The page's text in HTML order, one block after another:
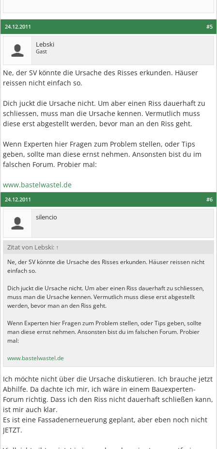
#5
24.12.2011
Lebski
Gast
Ne, der SV könnte die Ursache des Risses erkunden. Häuser
reissen nicht einfach so.
Dich juckt die Ursache nicht. Um aber einen Riss dauerhaft zu
schliessen, muss man die Ursache kennen. Vermutlich muss
diese erst abgestellt werden, bevor man an den Riss geht.
Wenn Experten hier Fragen zum Problem stellen, oder Tips
geben, sollte man diese ernst nehmen. Ansonsten bist du im
falschen Forum. Probier mal:
www.bastelwastel.de
#6
24.12.2011
silencio
Zitat von Lebski: ↑
Ne, der SV könnte die Ursache des Risses erkunden. Häuser reissen nicht
einfach so.
Dich juckt die Ursache nicht. Um aber einen Riss dauerhaft zu schliessen,
muss man die Ursache kennen. Vermutlich muss diese erst abgestellt
werden, bevor man an den Riss geht.
Wenn Experten hier Fragen zum Problem stellen, oder Tips geben, sollte
man diese ernst nehmen. Ansonsten bist du im falschen Forum. Probier
mal:
www.bastelwastel.de
Ich möchte nicht über die Ursache diskutieren. Ich brauche jetzt
Abhilfe. Da dachte ich mir, ich wäre in einem Bauexperten-
Forum richtig. Dass ich den Riss nicht dauerhaft schließen kann,
ist mir auch klar.
Es ist eine Fassadenerneuerung geplant, aber eben noch nicht
JETZT.